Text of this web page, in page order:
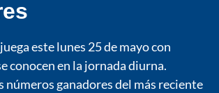
este lunes 25 de mayo con
conocen en la jornada diurna.
números ganadores del más reciente